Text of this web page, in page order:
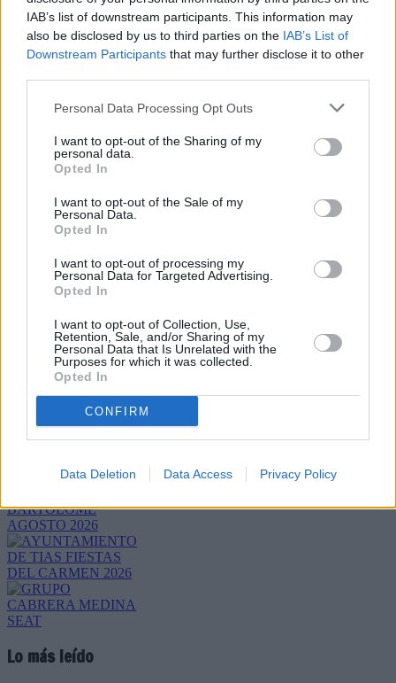
IAB’s list of downstream participants. This information may
also be disclosed by us to third parties on the IAB’s List of
Downstream Participants that may further disclose it to other
Personal Data Processing Opt Outs
I want to opt-out of the Sharing of my
personal data.
Opted In
I want to opt-out of the Sale of my
Personal Data.
Opted In
I want to opt-out of processing my
Personal Data for Targeted Advertising.
Opted In
I want to opt-out of Collection, Use,
Retention, Sale, and/or Sharing of my
Personal Data that Is Unrelated with the
Purposes for which it was collected.
Opted In
CONFIRM
Data Deletion Data Access Privacy Policy
identidades de personas físicas y/o
jurídicas. Es de reseñar que todos los
datos personales que se faciliten en
esas conversaciones pueden ser
(requerido)
Refescar
Enviar
PUBLICIDAD
Lo más leído